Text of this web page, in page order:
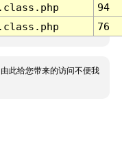
94
76
此给您带来的访问不便我